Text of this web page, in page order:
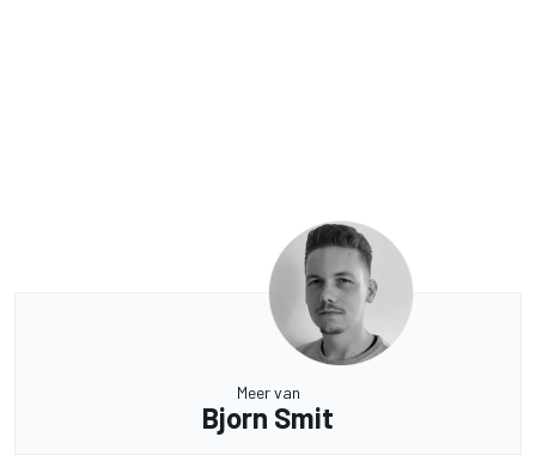
Meer van
Bjorn Smit